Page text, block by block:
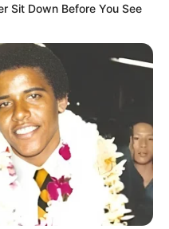
Sit Down Before You See